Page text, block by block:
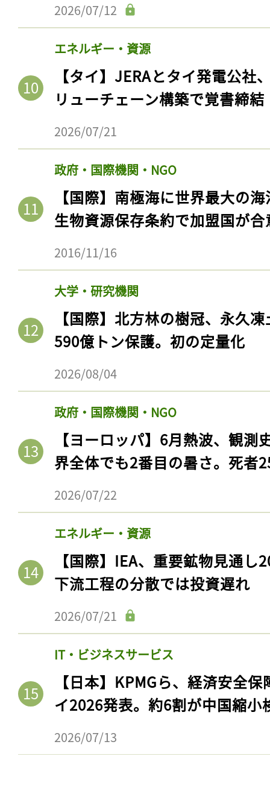
2026/07/12
エネルギー・資源
【タイ】JERAとタイ発電公社
リューチェーン構築で覚書締結
2026/07/21
政府・国際機関・NGO
【国際】南極海に世界最大の
生物資源保存条約で加盟国が合
2016/11/16
大学・研究機関
【国際】北方林の樹冠、永久
590億トン保護。初の定量化
2026/08/04
政府・国際機関・NGO
【ヨーロッパ】6月熱波、観
界全体でも2番目の暑さ。死者
2026/07/22
エネルギー・資源
【国際】IEA、重要鉱物見通
下流工程の分散では投資遅れ
2026/07/21
IT・ビジネスサービス
【日本】KPMGら、経済安全
イ2026発表。約6割が中国縮小
2026/07/13